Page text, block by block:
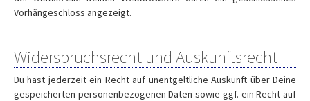
Vorhängeschloss angezeigt.
Widerspruchsrecht und Auskunftsrecht
Du hast jederzeit ein Recht auf unentgeltliche Auskunft über Deine
gespeicherten personenbezogenen Daten sowie ggf. ein Recht auf